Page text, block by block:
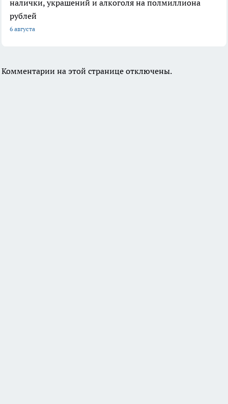
налички, украшений и алкоголя на полмиллиона
рублей
6 августа
Комментарии на этой странице отключены.